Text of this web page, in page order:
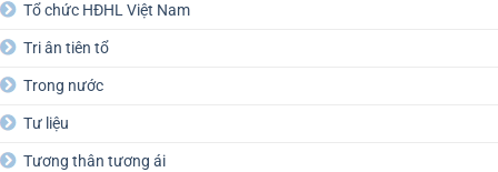
Tổ chức HĐHL Việt Nam
Tri ân tiên tổ
Trong nước
Tư liệu
Tương thân tương ái